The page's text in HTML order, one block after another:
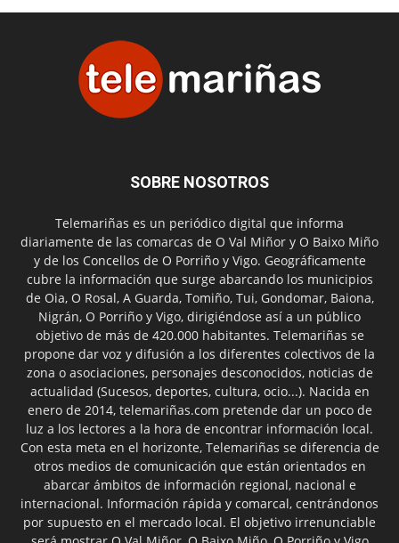
SOBRE NOSOTROS
Telemariñas es un periódico digital que informa
diariamente de las comarcas de O Val Miñor y O Baixo Miño
y de los Concellos de O Porriño y Vigo. Geográficamente
cubre la información que surge abarcando los municipios
de Oia, O Rosal, A Guarda, Tomiño, Tui, Gondomar, Baiona,
Nigrán, O Porriño y Vigo, dirigiéndose así a un público
objetivo de más de 420.000 habitantes. Telemariñas se
propone dar voz y difusión a los diferentes colectivos de la
zona o asociaciones, personajes desconocidos, noticias de
actualidad (Sucesos, deportes, cultura, ocio...). Nacida en
enero de 2014, telemariñas.com pretende dar un poco de
luz a los lectores a la hora de encontrar información local.
Con esta meta en el horizonte, Telemariñas se diferencia de
otros medios de comunicación que están orientados en
abarcar ámbitos de información regional, nacional e
internacional. Información rápida y comarcal, centrándonos
por supuesto en el mercado local. El objetivo irrenunciable